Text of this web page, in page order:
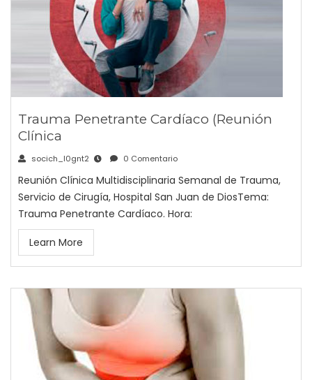
Trauma Penetrante Cardíaco (Reunión
Clínica
socich_l0gnt2 0 Comentario
Reunión Clínica Multidisciplinaria Semanal de Trauma,
Servicio de Cirugía, Hospital San Juan de DiosTema:
Trauma Penetrante Cardíaco. Hora:
Learn More